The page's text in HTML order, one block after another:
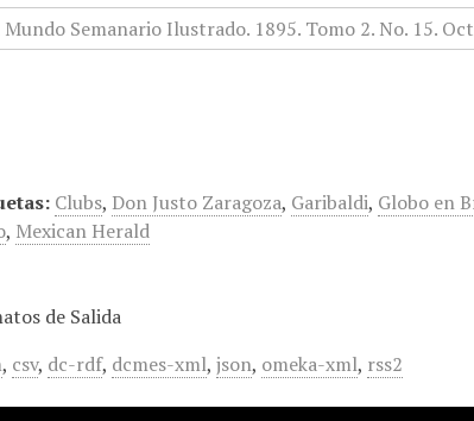
Clubs, Don Justo Zaragoza, Garibaldi, Globo en
, Mexican Herald
de Salida
, csv, dc-rdf, dcmes-xml,json, omeka-xml, rss2